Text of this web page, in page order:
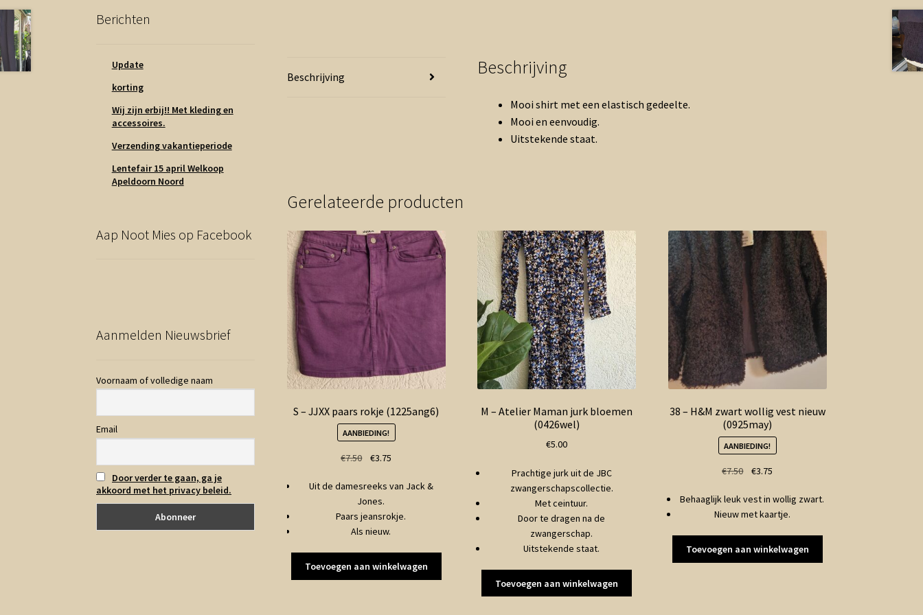
Beschrijving Beschrijving
Mooi shirt met een elastisch gedeelte.
Mooi en eenvoudig.
Uitstekende staat.
Gerelateerde producten
S – JJXX paars rokje (1225ang6)
AANBIEDING!
€7.50
Oorspronkelijke
was:
€7.50.
€3.75
is:
Uit de damesreeks van Jack &
Jones.
Paars jeansrokje.
Als nieuw.
Toevoegen aan winkelwagen
M – Atelier Maman jurk bloemen
(0426wel)
€5.00
Prachtige jurk uit de JBC
zwangerschapscollectie.
Met ceintuur.
Door te dragen na de
zwangerschap.
Uitstekende staat.
Toevoegen aan winkelwagen
38 – H&M zwart wollig vest nieuw
(0925may)
AANBIEDING!
€7.50
Oorspronkelijke
was:
€7.50.
€3.75
is:
€3.75.
Behaaglijk leuk vest in wollig zwart.
Nieuw met kaartje.
Toevoegen aan winkelwagen
Berichten
Update
korting
Wij zijn erbij!! Met kleding en
accessoires.
Verzending vakantieperiode
Lentefair 15 april Welkoop
Apeldoorn Noord
Aap Noot Mies op Facebook
Aanmelden Nieuwsbrief
Voornaam of volledige naam
Email
Door verder te gaan, ga je
akkoord met het privacy beleid.